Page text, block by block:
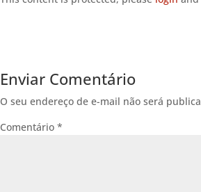
Enviar Comentário
O seu endereço de e-mail não será
Comentário *